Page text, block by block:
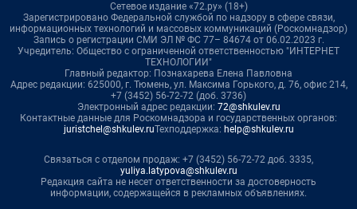
Сетевое издание «72.ру» (18+)
Зарегистрировано Федеральной службой по надзору в сфере связи,
информационных технологий и массовых коммуникаций (Роскомнадзор)
Запись о регистрации СМИ ЭЛ № ФС 77– 84674 от 06.02.2023 г.
Учредитель: Общество с ограниченной ответственностью "ИНТЕРНЕТ
ТЕХНОЛОГИИ"
Главный редактор: Познахарева Елена Павловна
Адрес редакции: 625000, г. Тюмень, ул. Максима Горького, д. 76, офис 214,
+7 (3452) 56-72-72 (доб. 3736)
Электронный адрес редакции: 72@shkulev.ru
Контактные данные для Роскомнадзора и государственных органов:
juristchel@shkulev.ruТехподдержка: help@shkulev.ru
Связаться с отделом продаж: +7 (3452) 56-72-72 доб. 3335,
yuliya.latypova@shkulev.ru
Редакция сайта не несет ответственности за достоверность
информации, содержащейся в рекламных объявлениях.